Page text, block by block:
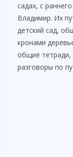
садах, с
Владимир. Их
детский сад,
кронами
общие тетради,
разговоры по